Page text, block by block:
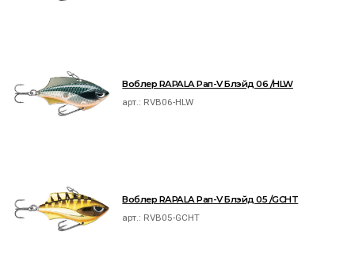
Воблер RAPALA Рап-V Блэйд 06 /HLW
арт.: RVB06-HLW
Воблер RAPALA Рап-V Блэйд 05 /GCHT
арт.: RVB05-GCHT